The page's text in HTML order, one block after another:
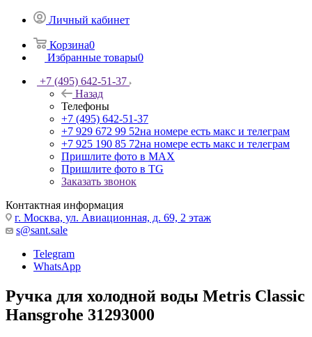
Личный кабинет
Корзина0
Избранные товары0
+7 (495) 642-51-37
Назад
Телефоны
+7 (495) 642-51-37
+7 929 672 99 52на номере есть макс и телеграм
+7 925 190 85 72на номере есть макс и телеграм
Пришлите фото в MAX
Пришлите фото в TG
Заказать звонок
Контактная информация
г. Москва, ул. Авиационная, д. 69, 2 этаж
s@sant.sale
Telegram
WhatsApp
Ручка для холодной воды Metris Classic
Hansgrohe 31293000